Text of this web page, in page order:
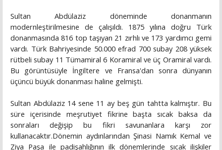
Sultan Abdülaziz döneminde donanmanın
modernleştirilmesine de çalışıldı. 1875 yılına doğru Türk
donanmasında 816 top taşıyan 21 zırhlı ve 173 yardımcı gemi
vardı. Türk Bahriyesinde 50.000 efrad 700 subay 208 yüksek
rütbeli subay 11 Tümamiral 6 Koramiral ve üç Oramiral vardı.
Bu görüntüsüyle İngiltere ve Fransa'dan sonra dünyanın
üçüncü büyük donanması haline gelmişti.
Sultan Abdülaziz 14 sene 11 ay beş gün tahtta kalmıştır. Bu
süre içerisinde meşrutiyet fikrine başta sıcak baksa da
sonraları değişip bu fikri savunanlara karşı zor
kullanacaktır.Dönemin aydınlarından Şinasi Namık Kemal ve
Ziya Paşa ile padişahlığının ilk dönemlerinde sıcak ilişkiler